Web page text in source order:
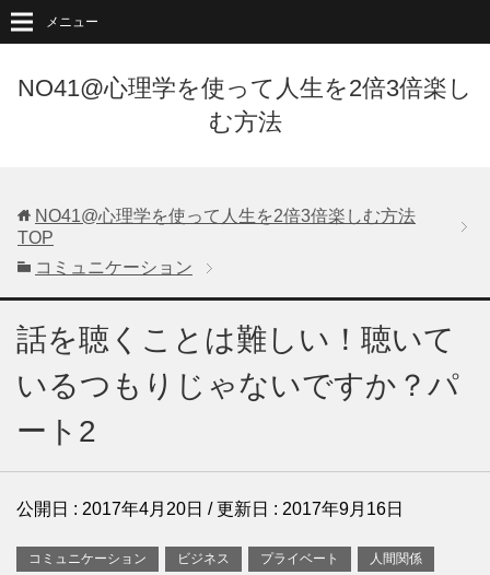
NO41@心理学を使って人生を2倍3倍楽し
む方法
メニュー
NO41@心理学を使って人生を2倍3倍楽しむ方法
TOP
コミュニケーション
話を聴くことは難しい！聴いて
いるつもりじゃないですか？パ
ート2
公開日 : 2017年4月20日 / 更新日 : 2017年9月16日
コミュニケーション ビジネス プライベート 人間関係